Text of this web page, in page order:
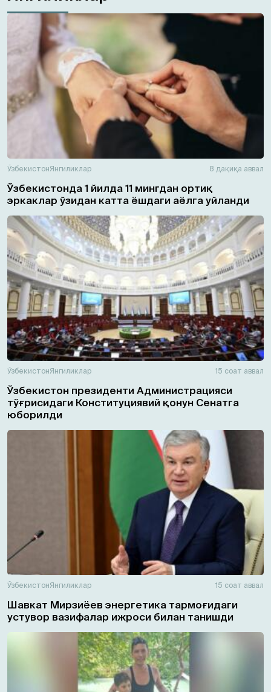
ЎзбекистонЯнгиликлар 8 дақиқа аввал
Ўзбекистонда 1 йилда 11 мингдан ортиқ
эркаклар ўзидан катта ёшдаги аёлга уйланди
ЎзбекистонЯнгиликлар 15 соат аввал
Ўзбекистон президенти Администрацияси
тўғрисидаги Конституциявий қонун Сенатга
юборилди
ЎзбекистонЯнгиликлар 15 соат аввал
Шавкат Мирзиёев энергетика тармоғидаги
устувор вазифалар ижроси билан танишди